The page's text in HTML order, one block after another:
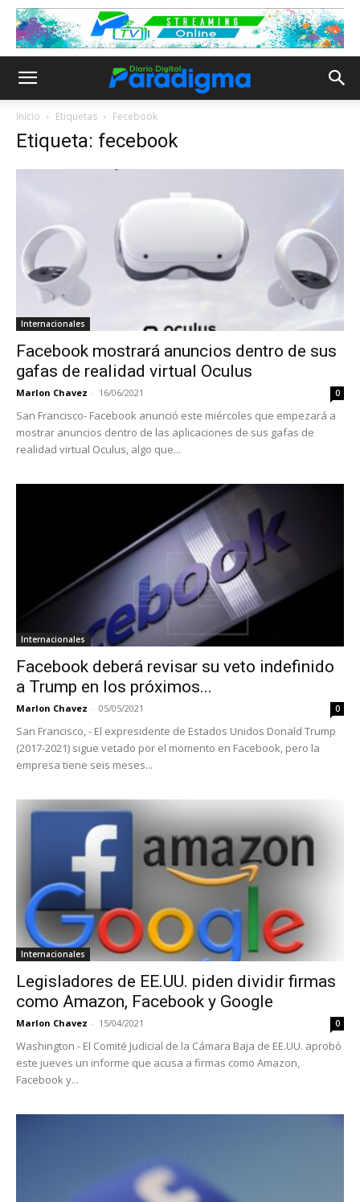
Inicio Etiquetas Fecebook
Etiqueta: fecebook
Internacionales
Facebook mostrará anuncios dentro de sus
gafas de realidad virtual Oculus
Marlon Chavez - 16/06/2021 0
San Francisco- Facebook anunció este miércoles que empezará a
mostrar anuncios dentro de las aplicaciones de sus gafas de
realidad virtual Oculus, algo que...
Internacionales
Facebook deberá revisar su veto indefinido
a Trump en los próximos...
Marlon Chavez - 05/05/2021 0
San Francisco, - El expresidente de Estados Unidos Donald Trump
(2017-2021) sigue vetado por el momento en Facebook, pero la
empresa tiene seis meses...
Internacionales
Legisladores de EE.UU. piden dividir firmas
como Amazon, Facebook y Google
Marlon Chavez - 15/04/2021 0
Washington - El Comité Judicial de la Cámara Baja de EE.UU. aprobó
este jueves un informe que acusa a firmas como Amazon,
Facebook y...